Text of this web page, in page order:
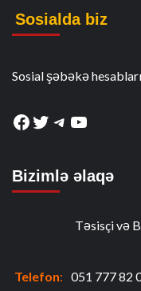
Sosialda biz
Sosial şəbəkə
Facebook
Twitter
Telegram
YouTube
Bizimlə əlaqə
Təsisçi və
Telefon: 051 777 82